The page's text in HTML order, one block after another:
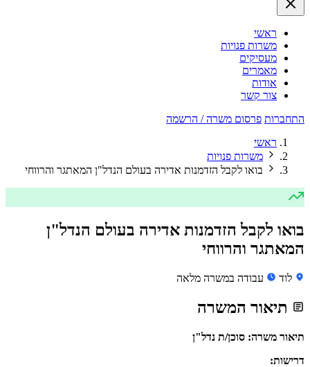
ראשי
משרות פנויות
מעסיקים
מאמרים
אודות
צור קשר
התחברות פרסום משרה / הרשמה
ראשי
משרות פנויות
בואו לקבל הזדמנות אדירה בעולם הנדל"ן המאתגר והרווחי
בואו לקבל הזדמנות אדירה בעולם הנדל"ן
המאתגר והרווחי
לוד עבודה במשרה מלאה
תיאור המשרה
תיאור משרה: סוכן/ת נדל"ן
דרישות: